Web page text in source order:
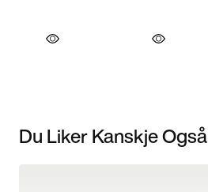
Du Liker Kanskje Også